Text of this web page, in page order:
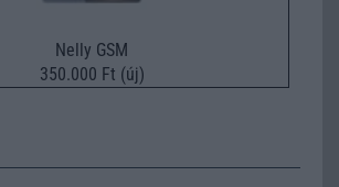
Nelly GSM
350.000 Ft (új)